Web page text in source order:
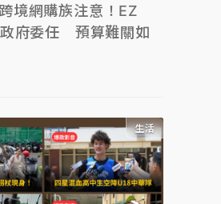
境網購族注意！EZ
府委任 預算難關如
生活